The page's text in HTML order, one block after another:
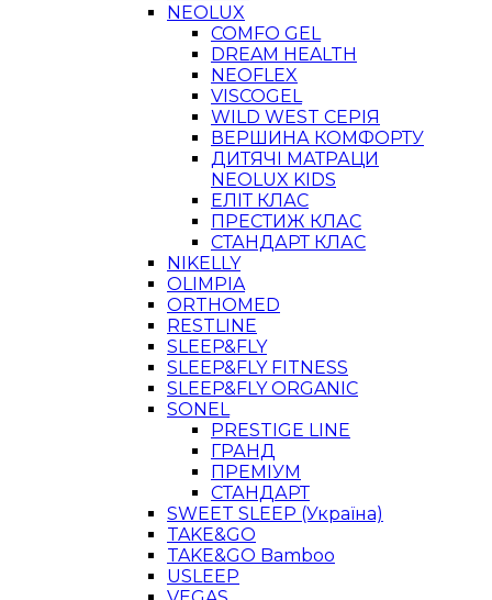
NEOLUX
COMFO GEL
DREAM HEALTH
NEOFLEX
VISCOGEL
WILD WEST СЕРІЯ
ВЕРШИНА КОМФОРТУ
ДИТЯЧІ МАТРАЦИ
NEOLUX KIDS
ЕЛІТ КЛАС
ПРЕСТИЖ КЛАС
СТАНДАРТ КЛАС
NIKELLY
OLIMPIA
ORTHOMED
RESTLINE
SLEEP&FLY
SLEEP&FLY FITNESS
SLEEP&FLY ORGANIC
SONEL
PRESTIGE LINE
ГРАНД
ПРЕМІУМ
СТАНДАРТ
SWEET SLEEP (Україна)
TAKE&GO
TAKE&GO Bamboo
USLEEP